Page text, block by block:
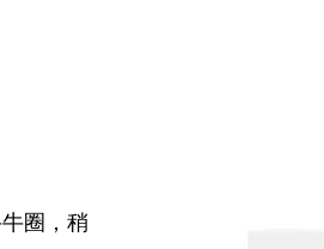
圈，稍